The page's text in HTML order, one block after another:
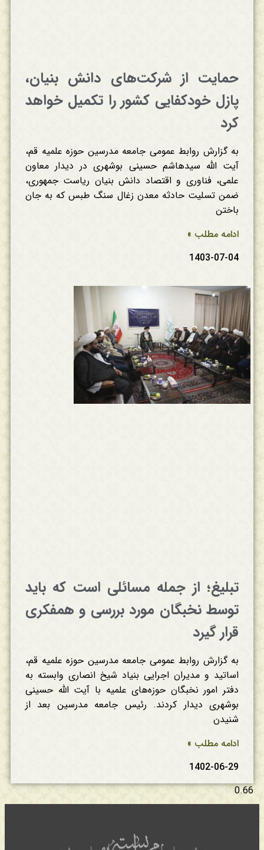
حمایت از شرکت‌های دانش بنیان،
پازل خودکفایی کشور را تکمیل خواهد
کرد
به گزارش روابط عمومی جامعه مدرسین حوزه علمیه قم،
آیت الله سیدهاشم حسینی بوشهری در دیدار معاون
علمی، فناوری و اقتصاد دانش بنیان ریاست جمهوری،
ضمن تسلیت حادثه معدن زغال سنگ طبس که به جان
باختن
ادامه مطلب »
1403-07-04
تبلیغ؛ از جمله مسائلی است که باید
توسط نخبگان مورد بررسی و همفکری
قرار گیرد
به گزارش روابط عمومی جامعه مدرسین حوزه علمیه قم،
اساتید و مدیران اجرایی بنیاد شیخ انصاری وابسته به
دفتر امور نخبگان حوزه‌های علمیه با آیت الله حسینی
بوشهری دیدار کردند. رئیس جامعه مدرسین بعد از
شنیدن
ادامه مطلب »
1402-06-29